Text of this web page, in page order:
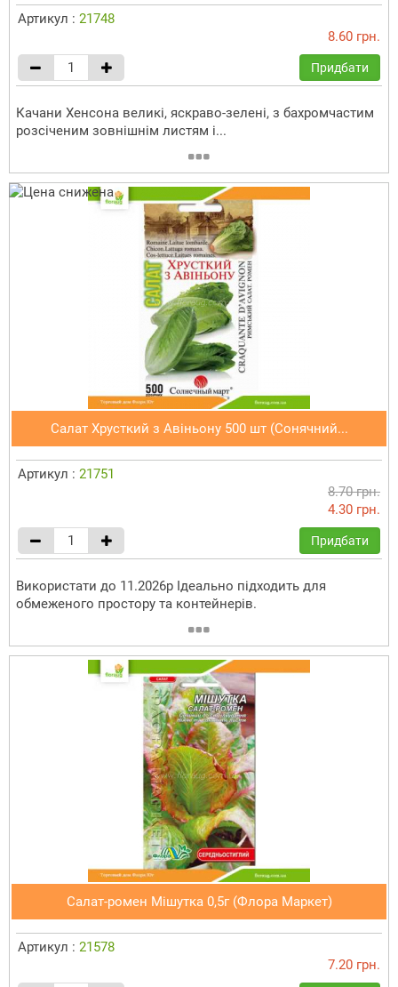
Артикул : 21748
8.60 грн.
Придбати
Качани Хенсона великі, яскраво-зелені, з бахромчастим
розсіченим зовнішнім листям і...
Салат Хрусткий з Авіньону 500 шт (Сонячний...
Артикул : 21751
8.70 грн.
4.30 грн.
Придбати
Використати до 11.2026р Ідеально підходить для
обмеженого простору та контейнерів.
Салат-ромен Мішутка 0,5г (Флора Маркет)
Артикул : 21578
7.20 грн.